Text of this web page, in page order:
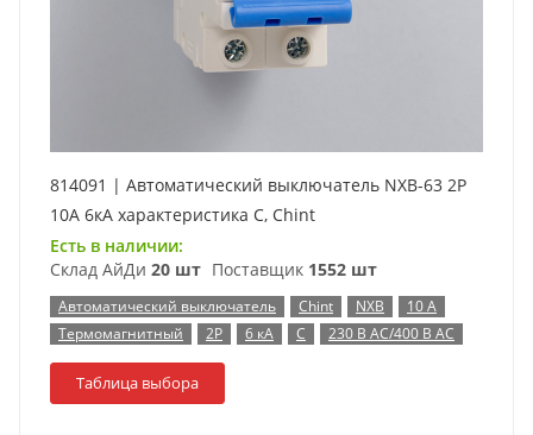
814091 | Автоматический выключатель NXB-63 2P
10А 6кА характеристика C, Chint
Есть в наличии:
Склад АйДи 20 шт Поставщик 1552 шт
Автоматический выключатель Chint NXB
10 А
Термомагнитный
2P 6 кА C 230 В AC/400 В AC
Таблица выбора